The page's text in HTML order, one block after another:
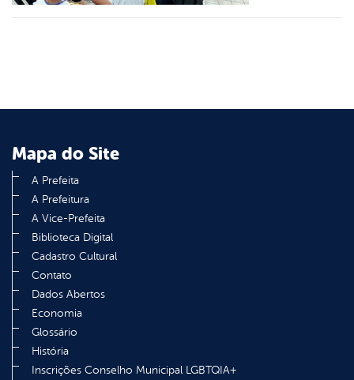
Mapa do Site
A Prefeita
A Prefeitura
A Vice-Prefeita
Biblioteca Digital
Cadastro Cultural
Contato
Dados Abertos
Economia
Glossário
História
Inscrições Conselho Municipal LGBTQIA+